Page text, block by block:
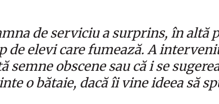
de serviciu a surprins, în altă
de elevi care fumează. A
semne obscene sau că i se
o bătaie, dacă îi vine ideea să